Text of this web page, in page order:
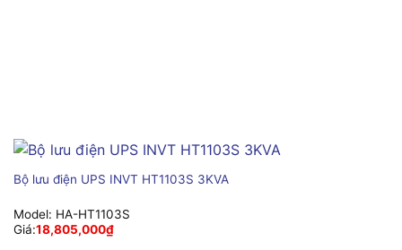
Bộ lưu điện UPS INVT HT1103S 3KVA
Model: HA-HT1103S
Giá:18,805,000₫